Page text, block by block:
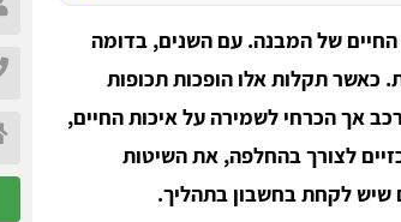
החיים של המבנה. עם השנים, בדומה
כאשר תקלות אלו הופכות תכופות
אך הכרחי לשמירה על איכות החיים,
לצורך בהחלפה, את השיטות
שיש לקחת בחשבון בתהליך.